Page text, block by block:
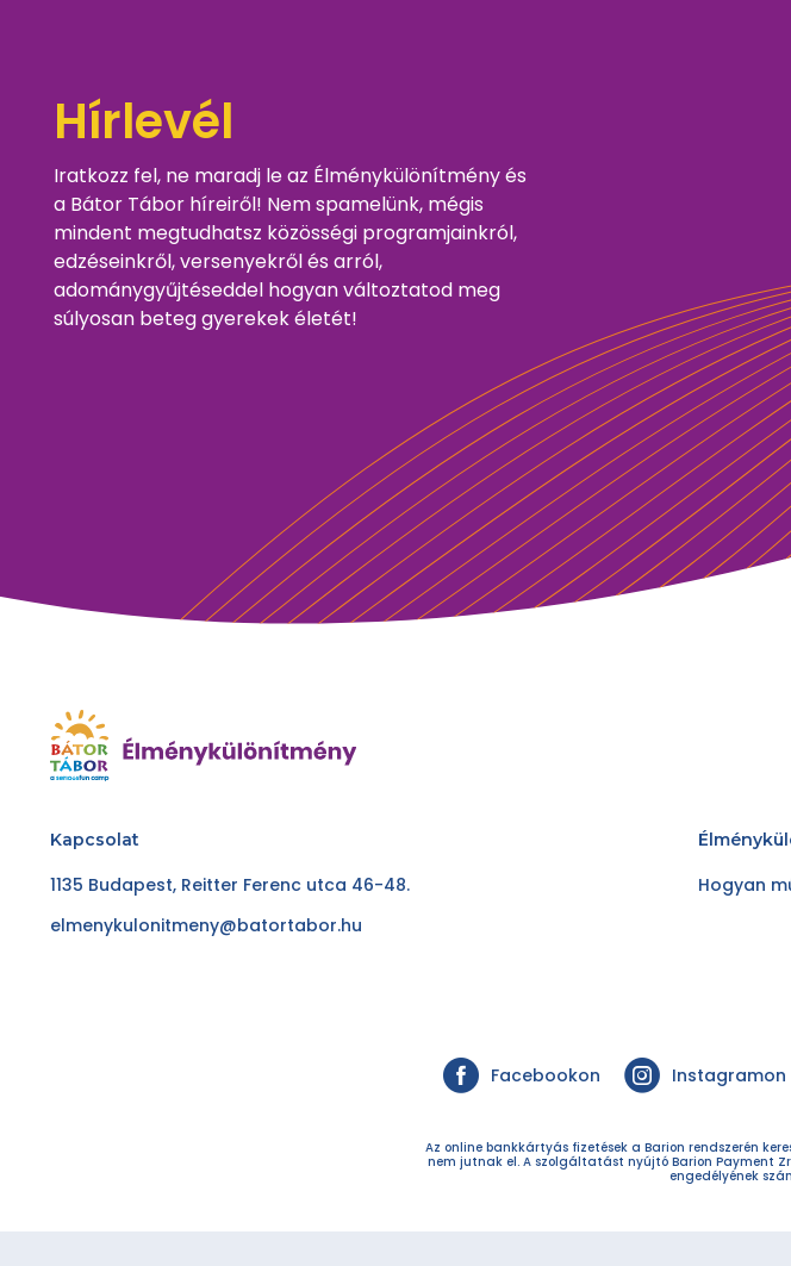
Hírlevél
Iratkozz fel, ne maradj le az Élménykülönítmény és
a Bátor Tábor híreiről! Nem spamelünk, mégis
mindent megtudhatsz közösségi programjainkról,
edzéseinkről, versenyekről és arról,
adománygyűjtéseddel hogyan változtatod meg
súlyosan beteg gyerekek életét!
Kapcsolat
1135 Budapest, Reitter Ferenc utca 46-48.
elmenykulonitmeny@batortabor.hu
Hogyan
Facebookon Instagramon
Az online bankkártyás fizetések a Barion rendszerén
nem jutnak el. A szolgáltatást nyújtó Barion Payment
engedélyének